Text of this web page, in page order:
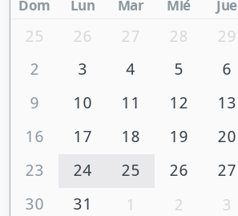
Dom Lun Mar Mié Jue
25 26 27 28 29
2
3 4 5 6
9
10 11 12 13
16
17 18 19 20
23
24 25 26 27
30
31 1 2 3